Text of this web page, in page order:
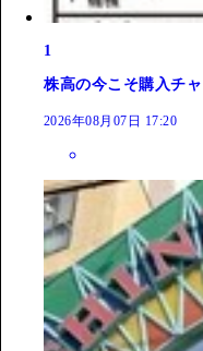
1
株高の今こそ購入チ
2026年08月07日 17:20